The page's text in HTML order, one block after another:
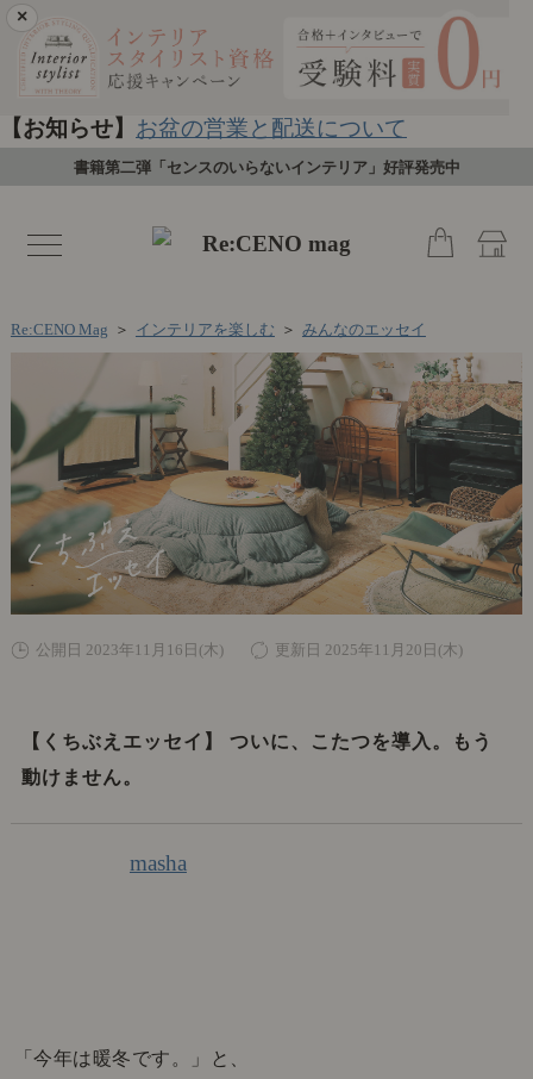
×
【お知らせ】 お盆の営業と配送について
書籍第二弾「センスのいらないインテリア」好評発売中
toggle
navigation
Re:CENO Mag ＞ インテリアを楽しむ ＞ みんなのエッセイ
公開日 2023年11月16日(木) 更新日 2025年11月20日(木)
【くちぶえエッセイ】 ついに、こたつを導入。もう
動けません。
masha
「今年は暖冬です。」と、